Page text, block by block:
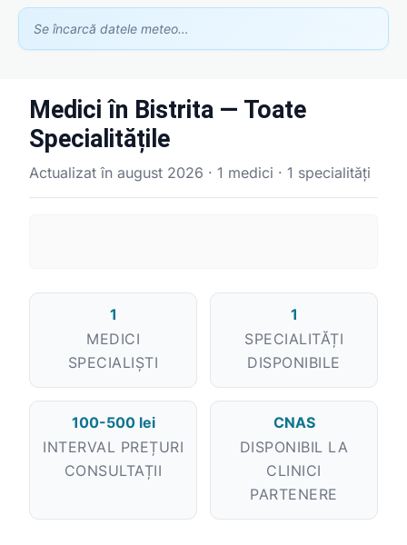
Se încarcă datele meteo…
Medici în Bistrita — Toate
Specialitățile
Actualizat în august 2026 · 1 medici · 1 specialități
1
MEDICI
SPECIALIȘTI
1
SPECIALITĂȚI
DISPONIBILE
100-500 lei
INTERVAL PREȚURI
CONSULTAȚII
CNAS
DISPONIBIL LA
CLINICI
PARTENERE
Asistent GhidClinic
Vă ajutăm să găsiți medicul sau clinica potrivită
Apari în recomandările noastre — scrie-ne lacontact@ghidclinic.ro
Bună! Spuneți-mi ce căutați — un medic sau o clinică — și vă
Toate Doar medici Doar clinici
Încercați:
mă doare burta, ce medic îmi recomandați?